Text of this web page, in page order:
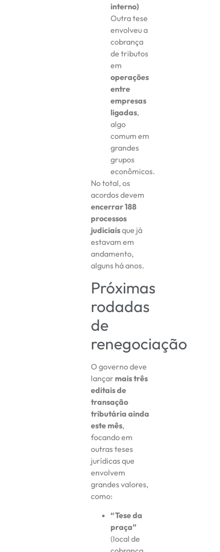
interno)
Outra tese
envolveu a
cobrança
de tributos
em
operações
entre
empresas
ligadas,
algo
comum em
grandes
grupos
econômicos.
No total, os
acordos devem
encerrar 188
processos
judiciaisque já
estavam em
andamento,
alguns há anos.
Próximas
rodadas
de
renegociação
O governo deve
lançar mais três
editais de
transação
tributária ainda
este mês,
focando em
outras teses
jurídicas que
envolvem
grandes valores,
como:
“Tese da
praça”
(local de